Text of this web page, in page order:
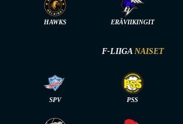
HAWKS ERÄVIIKINGIT
F-LIIGA NAISET
SPV PSS